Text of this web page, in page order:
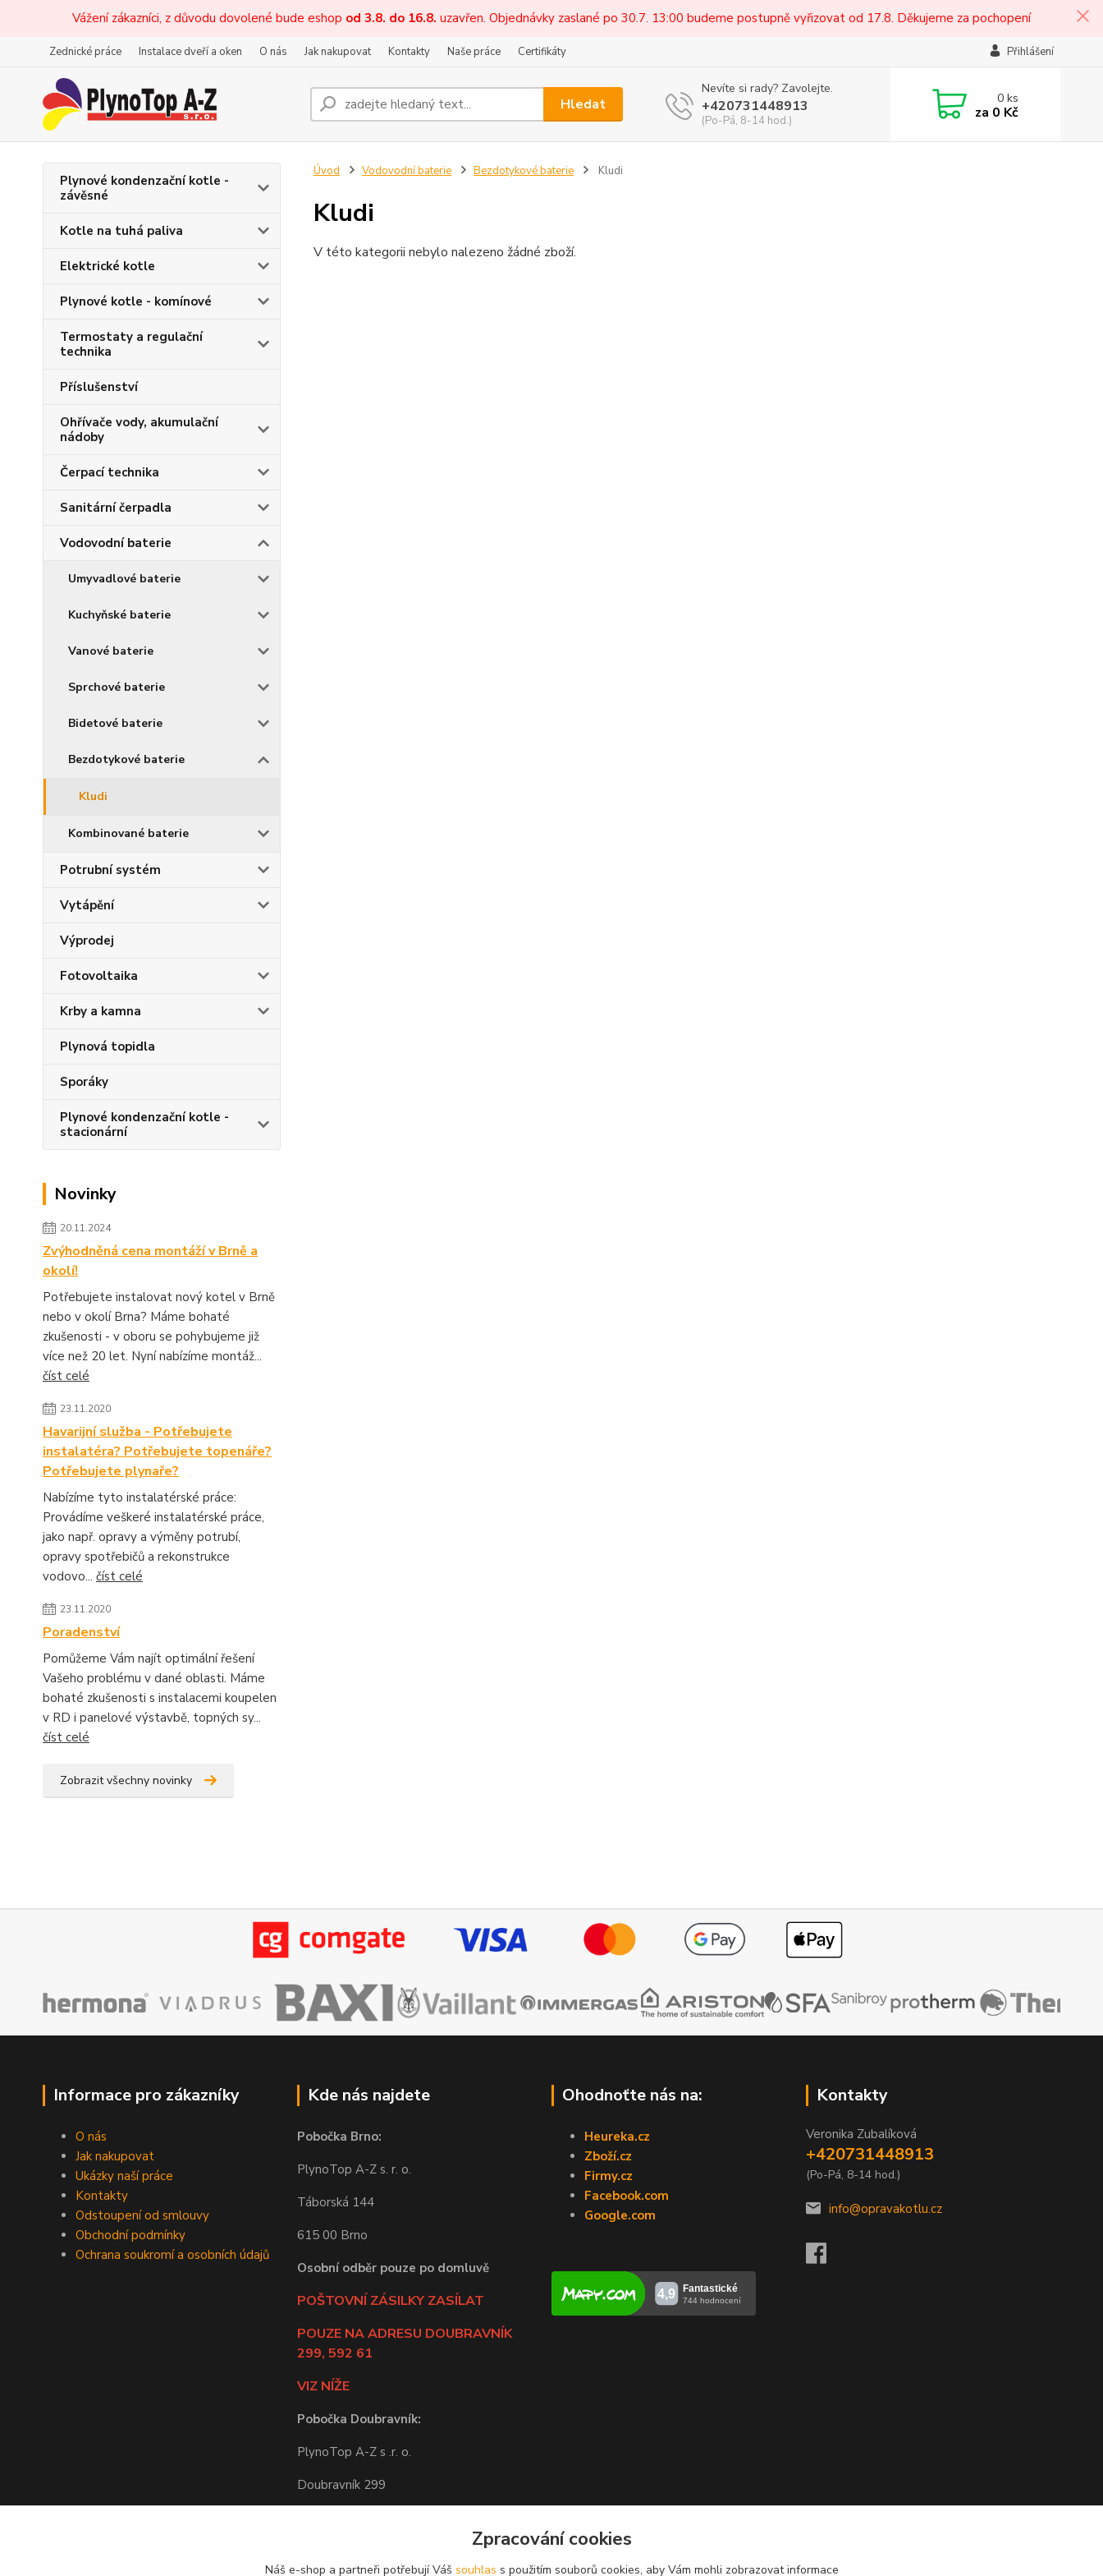
Vážení zákazníci, z důvodu dovolené bude eshop od 3.8. do 16.8. uzavřen. Objednávky zaslané po 30.7. 13:00 budeme postupně vyřizovat od 17.8. Děkujeme za pochopení
Zednické práce Instalace dveří a oken O nás Jak nakupovat Kontakty Naše práce Certifikáty Přihlášení
Hledat
Nevíte si rady? Zavolejte.
+420731448913
(Po-Pá, 8-14 hod.)
0ks
za 0 Kč
Plynové kondenzační kotle -
závěsné
Kotle na tuhá paliva
Elektrické kotle
Plynové kotle - komínové
Termostaty a regulační
technika
Příslušenství
Ohřívače vody, akumulační
nádoby
Čerpací technika
Sanitární čerpadla
Vodovodní baterie
Umyvadlové baterie
Kuchyňské baterie
Vanové baterie
Sprchové baterie
Bidetové baterie
Bezdotykové baterie
Kludi
Kombinované baterie
Potrubní systém
Vytápění
Výprodej
Fotovoltaika
Krby a kamna
Plynová topidla
Sporáky
Plynové kondenzační kotle -
stacionární
Novinky
20.11.2024
Zvýhodněná cena montáží v Brně a
okolí!
Potřebujete instalovat nový kotel v Brně
nebo v okolí Brna? Máme bohaté
zkušenosti - v oboru se pohybujeme již
více než 20 let. Nyní nabízíme montáž...
číst celé
23.11.2020
Havarijní služba - Potřebujete
instalatéra? Potřebujete topenáře?
Potřebujete plynaře?
Nabízíme tyto instalatérské práce:
Provádíme veškeré instalatérské práce,
jako např. opravy a výměny potrubí,
opravy spotřebičů a rekonstrukce
vodovo... číst celé
23.11.2020
Poradenství
Pomůžeme Vám najít optimální řešení
Vašeho problému v dané oblasti. Máme
bohaté zkušenosti s instalacemi koupelen
v RD i panelové výstavbě, topných sy...
číst celé
Zobrazit všechny novinky
Úvod Vodovodní baterie Bezdotykové baterie Kludi
Kludi
V této kategorii nebylo nalezeno žádné zboží.
Informace pro zákazníky
O nás
Jak nakupovat
Ukázky naší práce
Kontakty
Odstoupení od smlouvy
Obchodní podmínky
Ochrana soukromí a osobních údajů
Kde nás najdete
Pobočka Brno:
PlynoTop A-Z s. r. o.
Táborská 144
615 00 Brno
Osobní odběr pouze po domluvě
POŠTOVNÍ ZÁSILKY ZASÍLAT
POUZE NA ADRESU DOUBRAVNÍK
299, 592 61
VIZ NÍŽE
Pobočka Doubravník:
PlynoTop A-Z s .r. o.
Doubravník 299
Ohodnoťte nás na:
Heureka.cz
Zboží.cz
Firmy.cz
Facebook.com
Google.com
Kontakty
Veronika Zubalíková
+420731448913
(Po-Pá, 8-14 hod.)
info@opravakotlu.cz
Zpracování cookies
Náš e-shop a partneři potřebují Váš souhlas s použitím souborů cookies, aby Vám mohli zobrazovat informace